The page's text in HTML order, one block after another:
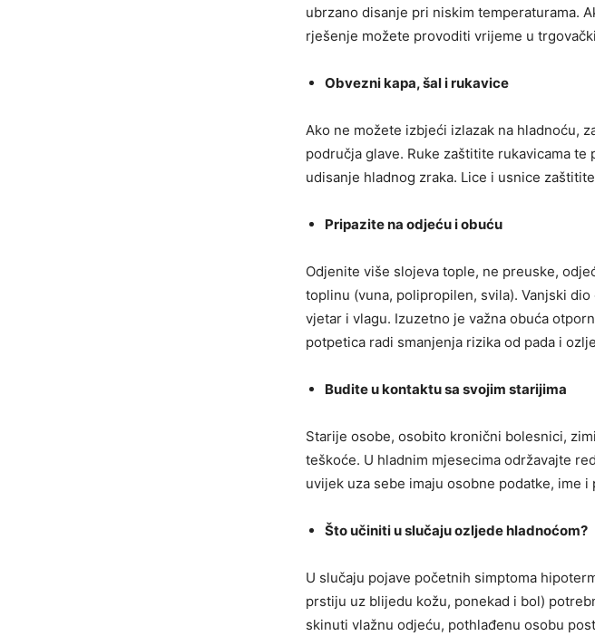
ubrzano disanje pri niskim temperaturama.
rješenje možete provoditi vrijeme u
Obvezni kapa, šal i rukavice
Ako ne možete izbjeći izlazak na hladnoću,
područja glave. Ruke zaštitite rukavicama
udisanje hladnog zraka. Lice i usnice
Pripazite na odjeću i obuću
Odjenite više slojeva tople, ne preuske,
toplinu (vuna, polipropilen, svila). Vanjski
vjetar i vlagu. Izuzetno je važna obuća
potpetica radi smanjenja rizika od pada i
Budite u kontaktu sa svojim starijima
Starije osobe, osobito kronični bolesnici,
teškoće. U hladnim mjesecima održavajte
uvijek uza sebe imaju osobne podatke, ime
Što učiniti u slučaju ozljede hladnoćom?
U slučaju pojave početnih simptoma
prstiju uz blijedu kožu, ponekad i bol)
skinuti vlažnu odjeću, pothlađenu osobu